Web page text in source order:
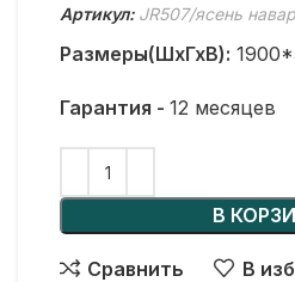
Артикул: JR507/ясень
Размеры(ШхГхВ):
Гарантия - 12 месяцев
В
Сравнить В